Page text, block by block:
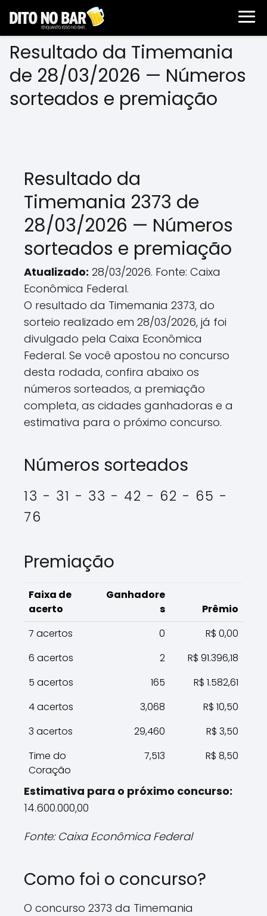
Resultado da Timemania
de 28/03/2026 — Números
sorteados e premiação
Resultado da
Timemania 2373 de
28/03/2026 — Números
sorteados e premiação
Atualizado: 28/03/2026. Fonte: Caixa
Econômica Federal.
O resultado da Timemania 2373, do
sorteio realizado em 28/03/2026, já foi
divulgado pela Caixa Econômica
Federal. Se você apostou no concurso
desta rodada, confira abaixo os
números sorteados, a premiação
completa, as cidades ganhadoras e a
estimativa para o próximo concurso.
Números sorteados
13 - 31 - 33 - 42 - 62 - 65 -
76
Premiação
Faixa de
acerto
Ganhadore
s
Prêmio
7 acertos
0
R$ 0,00
6 acertos
2
R$ 91.396,18
5 acertos
165
R$ 1.582,61
4 acertos
3,068
R$ 10,50
3 acertos
29,460
R$ 3,50
Time do
Coração
7,513 R$ 8,50
Estimativa para o próximo concurso:
14.600.000,00
Fonte: Caixa Econômica Federal
Como foi o concurso?
O concurso 2373 da Timemania